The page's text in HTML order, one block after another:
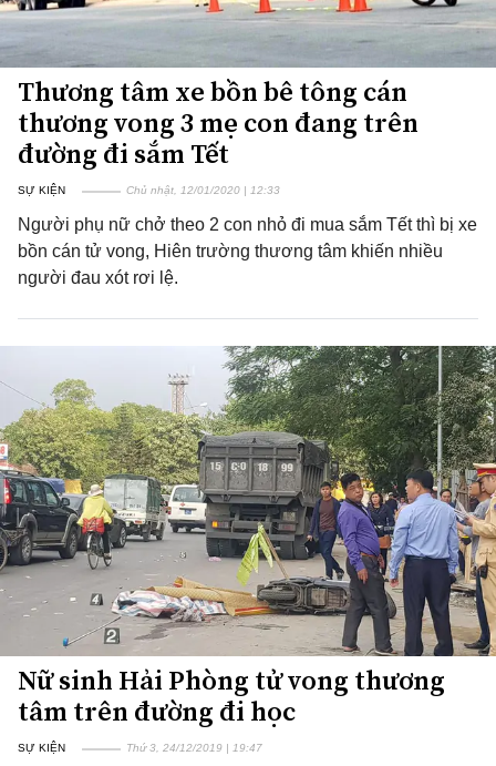
Thương tâm xe bồn bê tông cán
thương vong 3 mẹ con đang trên
đường đi sắm Tết
SỰ KIỆN Chủ nhật, 12/01/2020 | 12:33
Người phụ nữ chở theo 2 con nhỏ đi mua sắm Tết thì bị xe
bồn cán tử vong, Hiên trường thương tâm khiến nhiều
người đau xót rơi lệ.
Nữ sinh Hải Phòng tử vong thương
tâm trên đường đi học
SỰ KIỆN Thứ 3, 24/12/2019 | 19:47